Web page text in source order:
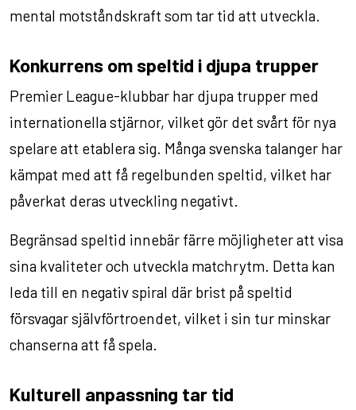
mental motståndskraft som tar tid att utveckla.
Konkurrens om speltid i djupa trupper
Premier League-klubbar har djupa trupper med
internationella stjärnor, vilket gör det svårt för nya
spelare att etablera sig. Många svenska talanger har
kämpat med att få regelbunden speltid, vilket har
påverkat deras utveckling negativt.
Begränsad speltid innebär färre möjligheter att visa
sina kvaliteter och utveckla matchrytm. Detta kan
leda till en negativ spiral där brist på speltid
försvagar självförtroendet, vilket i sin tur minskar
chanserna att få spela.
Kulturell anpassning tar tid